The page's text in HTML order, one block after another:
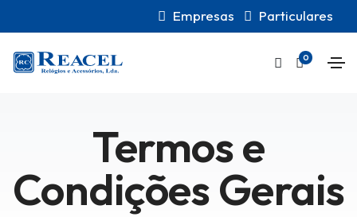
Empresas Particulares
0
Termos e
Condições Gerais